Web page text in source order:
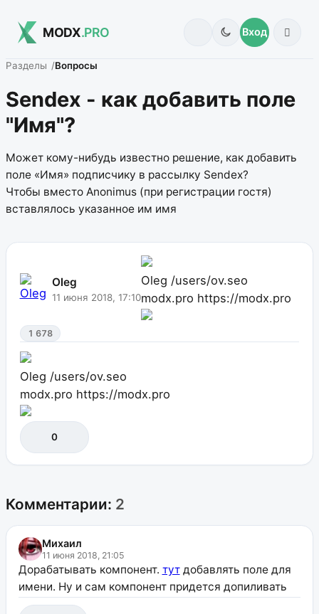
MODX.PRO Вход
Разделы Вопросы
Sendex - как добавить поле
"Имя"?
Может кому-нибудь известно решение, как добавить
поле «Имя» подписчику в рассылку Sendex?
Чтобы вместо Anonimus (при регистрации гостя)
вставлялось указанное им имя
Oleg
11 июня 2018, 17:10
Oleg /users/ov.seo
modx.pro https://modx.pro
1 678
Oleg /users/ov.seo
modx.pro https://modx.pro
0
Комментарии: 2
Михаил
11 июня 2018, 21:05
Дорабатывать компонент. тутдобавлять поле для
имени. Ну и сам компонент придется допиливать